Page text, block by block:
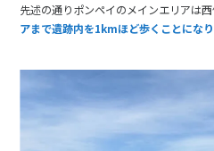
先述の通りポンペイのメインエリアは
アまで遺跡内を1kmほど歩くことになり